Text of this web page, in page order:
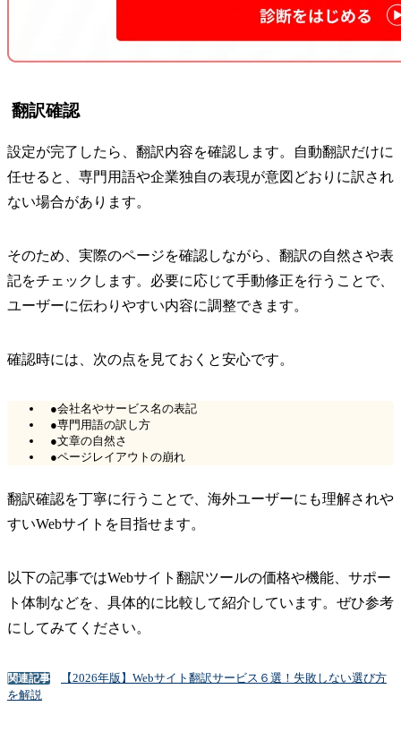
翻訳確認
設定が完了したら、翻訳内容を確認します。自動翻訳だけに
任せると、専門用語や企業独自の表現が意図どおりに訳され
ない場合があります。
そのため、実際のページを確認しながら、翻訳の自然さや表
記をチェックします。必要に応じて手動修正を行うことで、
ユーザーに伝わりやすい内容に調整できます。
確認時には、次の点を見ておくと安心です。
●会社名やサービス名の表記
●専門用語の訳し方
●文章の自然さ
●ページレイアウトの崩れ
翻訳確認を丁寧に行うことで、海外ユーザーにも理解されや
すいWebサイトを目指せます。
以下の記事ではWebサイト翻訳ツールの価格や機能、サポー
ト体制などを、具体的に比較して紹介しています。ぜひ参考
にしてみてください。
関連記事
【2026年版】Webサイト翻訳サービス６選！失敗しない選び方
を解説